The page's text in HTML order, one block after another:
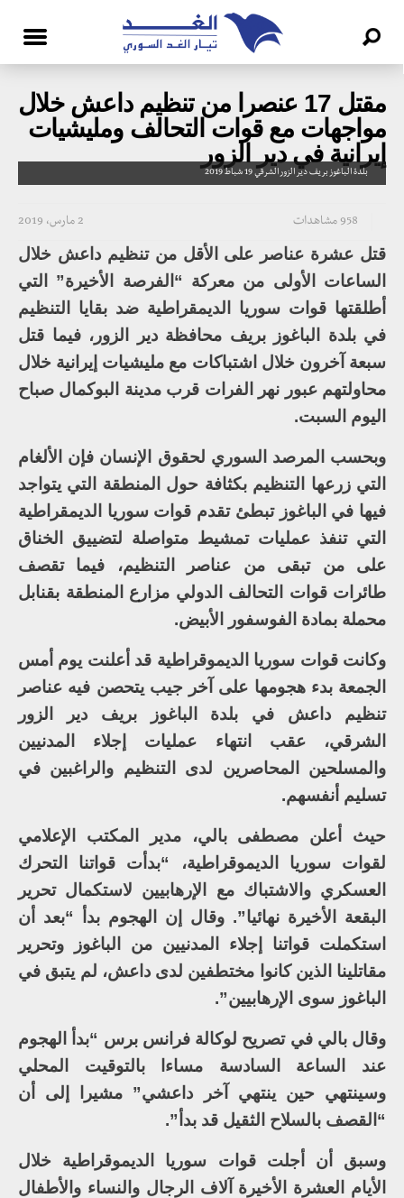
مقتل 17 عنصرا من تنظيم داعش خلال
مواجهات مع قوات التحالف ومليشيات
إيرانية في دير الزور
بلدة الباغوز بريف دير الزور الشرقي 19 شباط 2019
2 مارس، 2019 958 مشاهدات
قتل عشرة عناصر على الأقل من تنظيم داعش خلال
الساعات الأولى من معركة “الفرصة الأخيرة” التي
أطلقتها قوات سوريا الديمقراطية ضد بقايا التنظيم
في بلدة الباغوز بريف محافظة دير الزور، فيما قتل
سبعة آخرون خلال اشتباكات مع مليشيات إيرانية خلال
محاولتهم عبور نهر الفرات قرب مدينة البوكمال صباح
اليوم السبت.
وبحسب المرصد السوري لحقوق الإنسان فإن الألغام
التي زرعها التنظيم بكثافة حول المنطقة التي يتواجد
فيها في الباغوز تبطئ تقدم قوات سوريا الديمقراطية
التي تنفذ عمليات تمشيط متواصلة لتضييق الخناق
على من تبقى من عناصر التنظيم، فيما تقصف
طائرات قوات التحالف الدولي مزارع المنطقة بقنابل
محملة بمادة الفوسفور الأبيض.
وكانت قوات سوريا الديموقراطية قد أعلنت يوم أمس
الجمعة بدء هجومها على آخر جيب يتحصن فيه عناصر
تنظيم داعش في بلدة الباغوز بريف دير الزور
الشرقي، عقب انتهاء عمليات إجلاء المدنيين
والمسلحين المحاصرين لدى التنظيم والراغبين في
تسليم أنفسهم.
حيث أعلن مصطفى بالي، مدير المكتب الإعلامي
لقوات سوريا الديموقراطية، “بدأت قواتنا التحرك
العسكري والاشتباك مع الإرهابيين لاستكمال تحرير
البقعة الأخيرة نهائيا”. وقال إن الهجوم بدأ “بعد أن
استكملت قواتنا إجلاء المدنيين من الباغوز وتحرير
مقاتلينا الذين كانوا مختطفين لدى داعش، لم يتبق في
الباغوز سوى الإرهابيين”.
وقال بالي في تصريح لوكالة فرانس برس “بدأ الهجوم
عند الساعة السادسة مساءا بالتوقيت المحلي
وسينتهي حين ينتهي آخر داعشي” مشيرا إلى أن
“القصف بالسلاح الثقيل قد بدأ”.
وسبق أن أجلت قوات سوريا الديموقراطية خلال
الأيام العشرة الأخيرة آلاف الرجال والنساء والأطفال